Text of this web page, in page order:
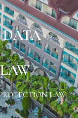
DATA
LAW